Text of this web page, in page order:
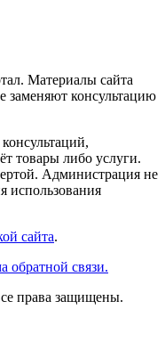
Материалы сайта
заменяют консультацию
товары либо услуги.
Администрация не
использования
сайта.
обратной связи.
права защищены.